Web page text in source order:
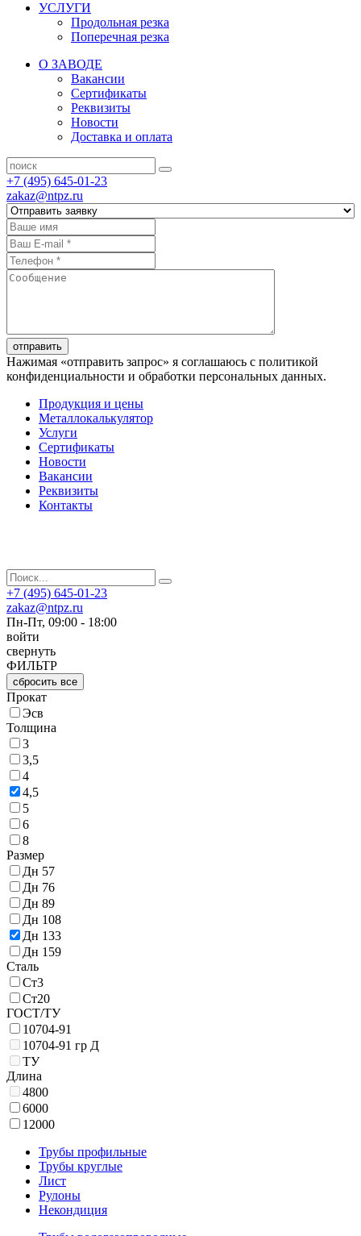
УСЛУГИ
Продольная резка
Поперечная резка
О ЗАВОДЕ
Вакансии
Сертификаты
Реквизиты
Новости
Доставка и оплата
+7 (495) 645-01-23
zakaz@ntpz.ru
отправить
Нажимая «отправить запрос» я соглашаюсь с политикой
конфиденциальности и обработки персональных данных.
Продукция и цены
Металлокалькулятор
Услуги
Сертификаты
Новости
Вакансии
Реквизиты
Контакты
+7 (495) 645-01-23
zakaz@ntpz.ru
Пн-Пт, 09:00 - 18:00
войти
свернуть
ФИЛЬТР
сбросить все
Прокат
Эсв
Толщина
3
3,5
4
4,5
5
6
8
Размер
Дн 57
Дн 76
Дн 89
Дн 108
Дн 133
Дн 159
Сталь
Ст3
Ст20
ГОСТ/ТУ
10704-91
10704-91 гр Д
ТУ
Длина
4800
6000
12000
Трубы профильные
Трубы круглые
Лист
Рулоны
Некондиция